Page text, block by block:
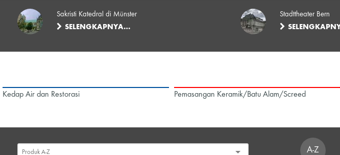
Sakristi Katedral di Münster
SELENGKAPNYA…
Stadttheater Bern
Kedap Air dan Restorasi Pemasangan Keramik/Batu Alam/Screed
A-Z